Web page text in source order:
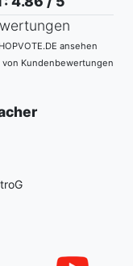
ansehen
Kundenbewertungen